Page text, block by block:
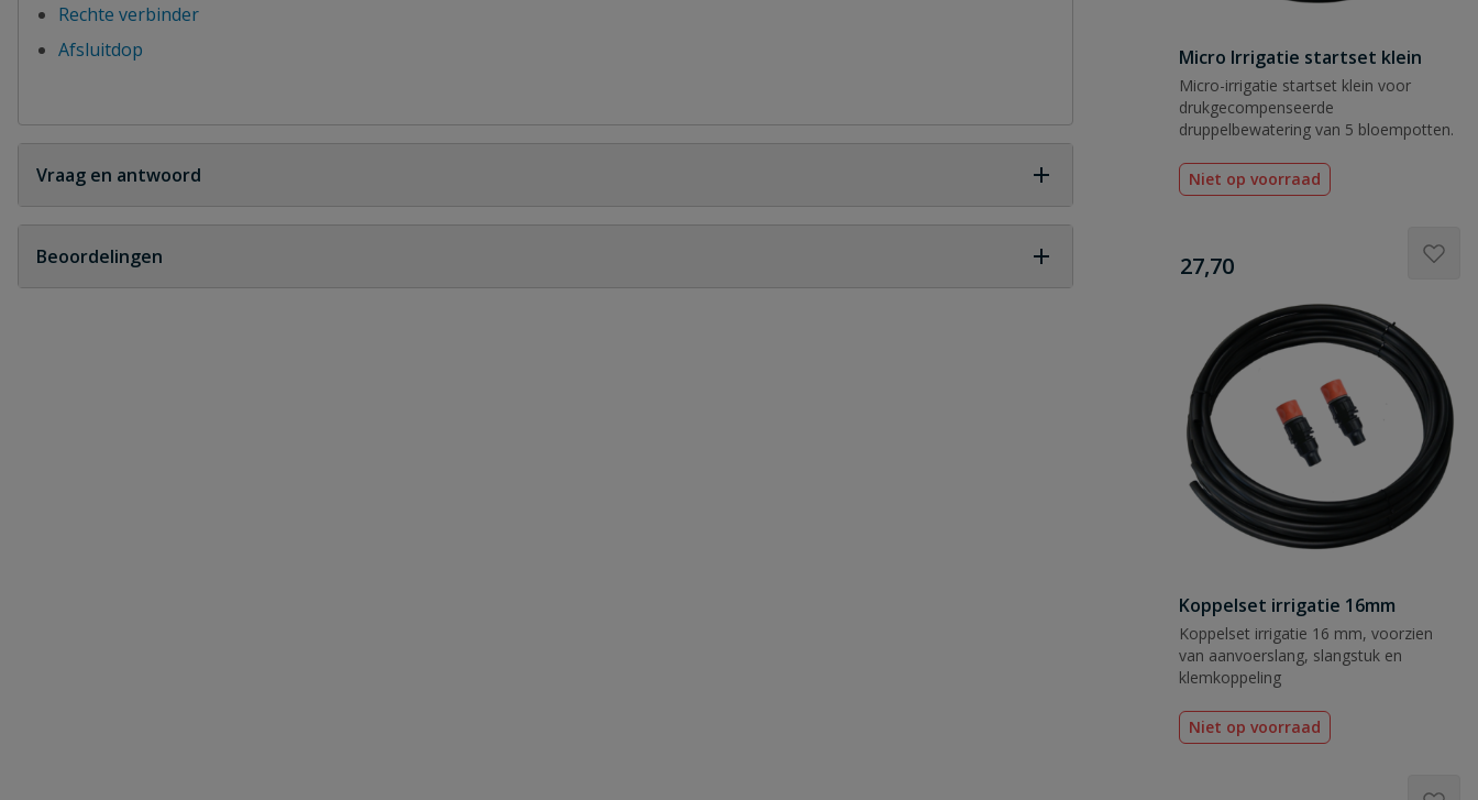
Rechte verbinder
Afsluitdop
Vraag en antwoord
Geen vragen
Beoordelingen
Micro Irrigatie startset klein
Micro-irrigatie startset klein voor
drukgecompenseerde
druppelbewatering van 5 bloempotten.
Niet op voorraad
€
27,70
Koppelset irrigatie 16mm
Koppelset irrigatie 16 mm, voorzien
van aanvoerslang, slangstuk en
klemkoppeling
Niet op voorraad